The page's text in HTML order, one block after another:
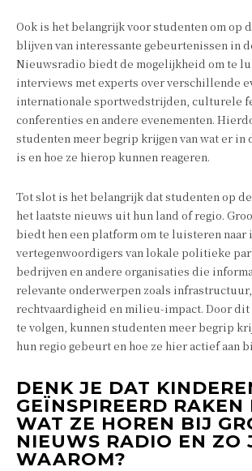
Ook is het belangrijk voor studenten om op
blijven van interessante gebeurtenissen in
Nieuwsradio biedt de mogelijkheid om te
interviews met experts over verschillende
internationale sportwedstrijden, culturele
conferenties en andere evenementen.
studenten meer begrip krijgen van wat er in
is en hoe ze hierop kunnen reageren.
Tot slot is het belangrijk dat studenten op
het laatste nieuws uit hun land of regio.
biedt hen een platform om te luisteren naar
vertegenwoordigers van lokale politieke
bedrijven en andere organisaties die
relevante onderwerpen zoals
rechtvaardigheid en milieu-impact. Door
te volgen, kunnen studenten meer begrip
hun regio gebeurt en hoe ze hier actief aan
DENK JE DAT
GEÏNSPIREERD RAKEN
WAT ZE HOREN BIJ
NIEUWS RADIO EN ZO
WAAROM?